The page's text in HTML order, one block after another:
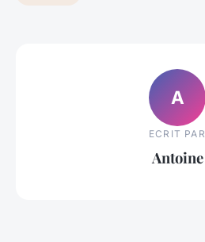
A
ECRIT PAR
Antoine